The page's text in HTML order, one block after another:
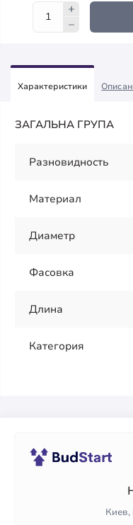
Характеристики
ЗАГАЛЬНА ГРУПА
Разновидность
Материал
Диаметр
Фасовка
Длина
Категория